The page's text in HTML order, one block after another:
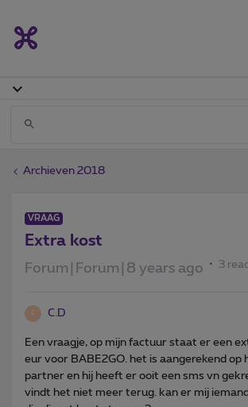
Archieven 2018
VRAAG
Extra kost
Forum|Forum|8 years ago 3
C C.D
Een vraagje, op mijn factuur staat er een
eur voor BABE2GO. het is aangerekend op
partner en hij heeft er ooit een sms vn
vindt het niet meer terug. kan er mij